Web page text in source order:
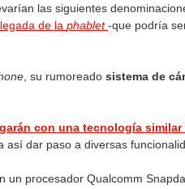
las siguientes
de la phablet-que podría
, su rumoreado sistema de
con una tecnología similar
dar paso a diversas
un procesador Qualcomm